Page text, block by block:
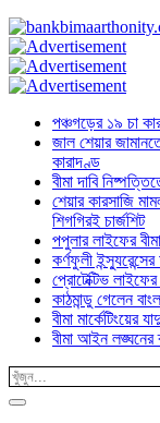
পঞ্চগড়ের ১৯ চা
জাল শেয়ার
কারাদণ্ড
বীমা দাবি
শেয়ার কারসাজি
শিগগিরই চার্জশিট
পপুলার লাইফের
কর্ণফুলী
প্রোটেক্টিভ লাইফের
কাঠমান্ডু গেলেন
বীমা
বীমা আইন লঙ্ঘনের